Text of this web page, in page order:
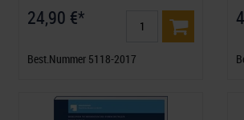
24,90 €*
Best.Nummer 5118-2017